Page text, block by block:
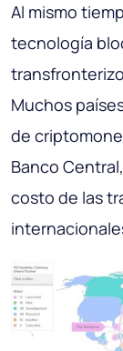
Al mismo
tecnología
Muchos
de
Banco
costo de las